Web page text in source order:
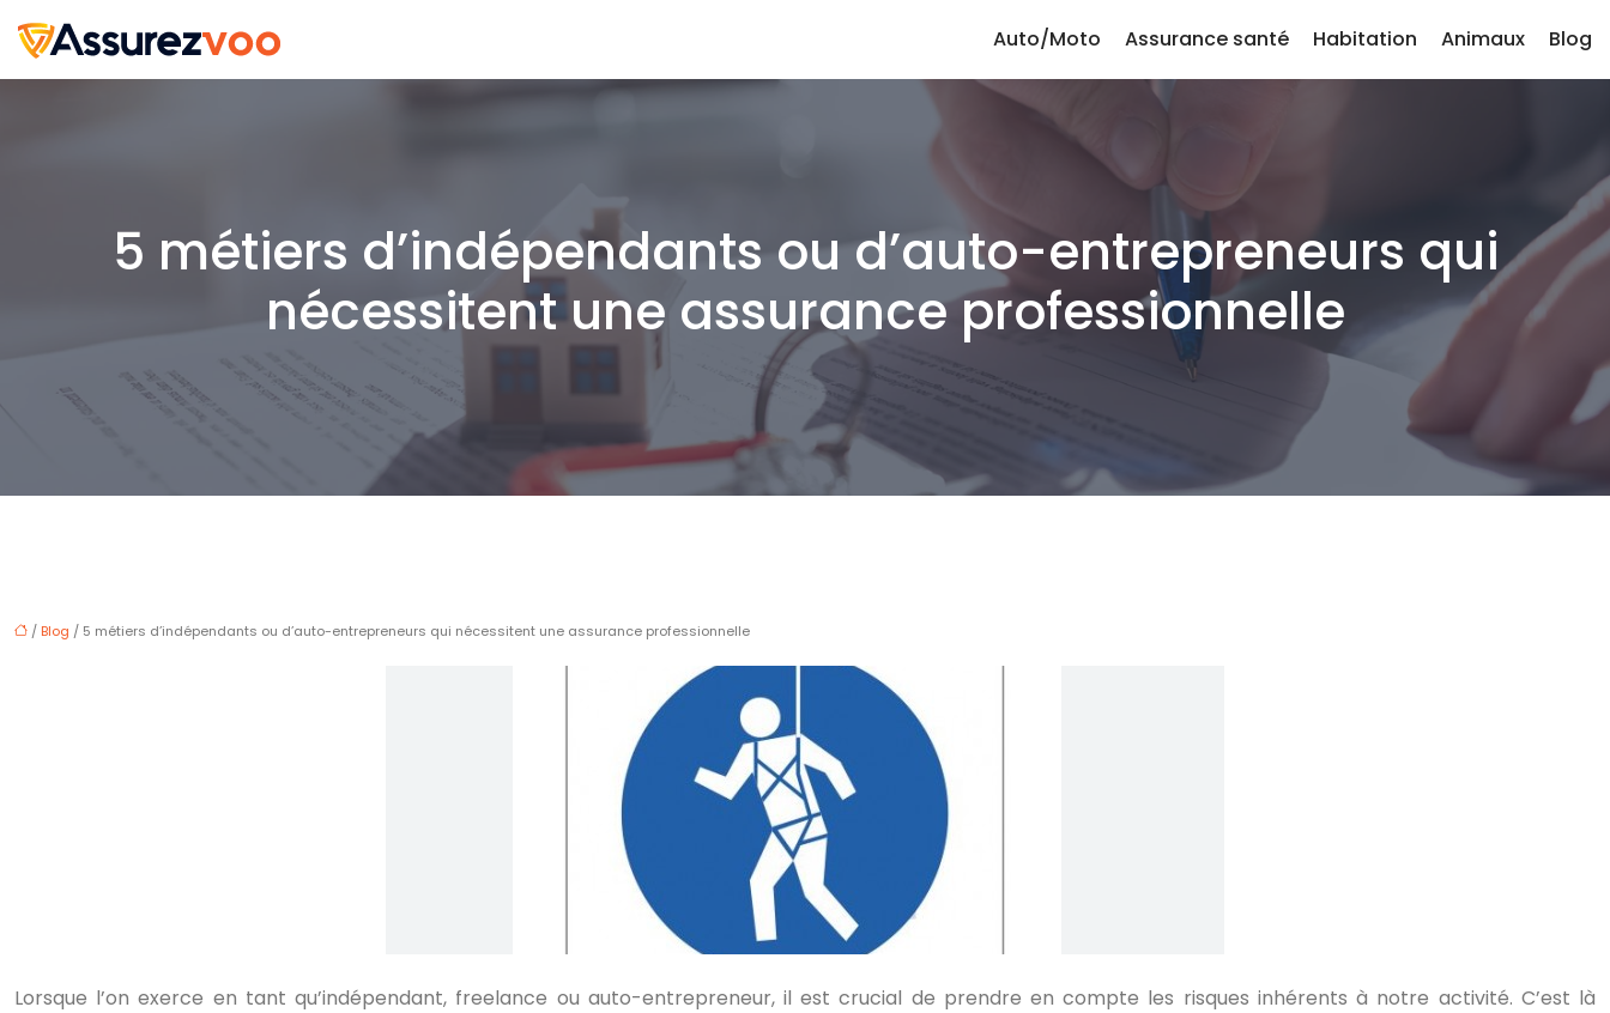
Auto/Moto Assurance santé Habitation Animaux Blog
5 métiers d’indépendants ou d’auto-entrepreneurs qui
nécessitent une assurance professionnelle
/ Blog / 5 métiers d’indépendants ou d’auto-entrepreneurs qui nécessitent une assurance professionnelle
Lorsque l’on exerce en tant qu’indépendant, freelance ou auto-entrepreneur, il est crucial de prendre en compte les risques inhérents à notre activité. C’est là